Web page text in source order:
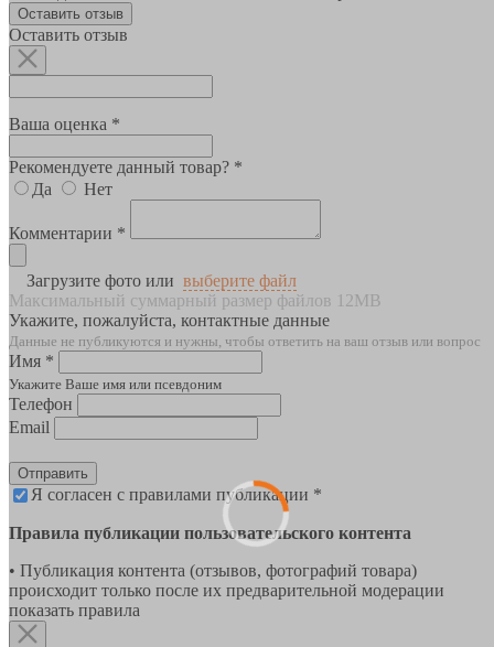
Оставить отзыв
Оставить отзыв
Ваша оценка *
Рекомендуете данный товар? *
Да
Нет
Комментарии *
Загрузите фото или выберите файл
Максимальный суммарный размер файлов 12MB
Укажите, пожалуйста, контактные данные
Данные не публикуются и нужны, чтобы ответить на ваш отзыв или вопрос
Имя *
Укажите Ваше имя или псевдоним
Телефон
Email
Отправить
Я согласен с правилами публикации *
Правила публикации пользовательского контента
• Публикация контента (отзывов, фотографий товара)
происходит только после их предварительной модерации
показать правила